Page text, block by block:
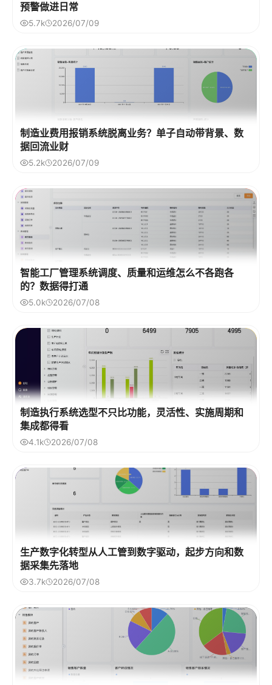
预警做进日常
5.7k 2026/07/09
制造业费用报销系统脱离业务？单子自动带背景、数
据回流业财
5.2k 2026/07/09
智能工厂管理系统调度、质量和运维怎么不各跑各
的？数据得打通
5.0k 2026/07/08
制造执行系统选型不只比功能，灵活性、实施周期和
集成都得看
4.1k 2026/07/08
生产数字化转型从人工管到数字驱动，起步方向和数
据采集先落地
3.7k 2026/07/08